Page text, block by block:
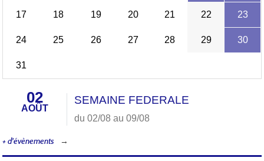
17 18 19 20 21 22 23
24 25 26 27 28 29 30
31
02
AOÛT
SEMAINE FEDERALE
du 02/08 au 09/08
+ d'évènements